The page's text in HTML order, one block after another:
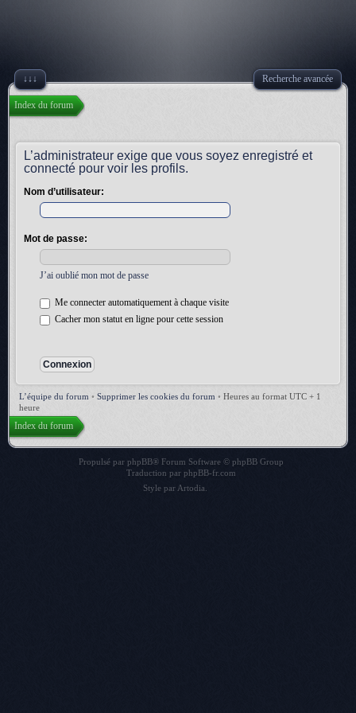
↓↓↓ Recherche avancée
Index du forum
L’administrateur exige que vous soyez enregistré et
connecté pour voir les profils.
Nom d’utilisateur:
Mot de passe:
J’ai oublié mon mot de passe
Me connecter automatiquement à chaque visite
Cacher mon statut en ligne pour cette session
L’équipe du forum • Supprimer les cookies du forum • Heures au format UTC + 1
heure
Index du forum
Propulsé par phpBB® Forum Software © phpBB Group
Traduction par phpBB-fr.com
Style par Artodia